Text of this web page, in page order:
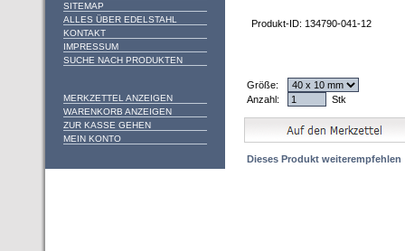
SITEMAP
ALLES ÜBER EDELSTAHL
KONTAKT
IMPRESSUM
SUCHE NACH PRODUKTEN
MERKZETTEL ANZEIGEN
WARENKORB ANZEIGEN
ZUR KASSE GEHEN
MEIN KONTO
Produkt-ID: 134790-041-12
Größe:
Anzahl:
Stk
Dieses Produkt weiterempfehlen